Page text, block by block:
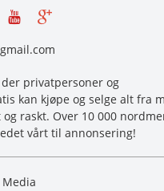
privatpersoner og
kan kjøpe og selge alt fra
raskt. Over 10 000
vårt til annonsering!
Media